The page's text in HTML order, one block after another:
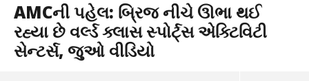
AMCની પહેલ: બ્રિજ નીચે ઊભા થઈ
રહ્યા છે વર્લ્ડ ક્લાસ સ્પોર્ટ્સ એક્ટિવિટી
સેન્ટર્સ, જુઓ વીડિયો